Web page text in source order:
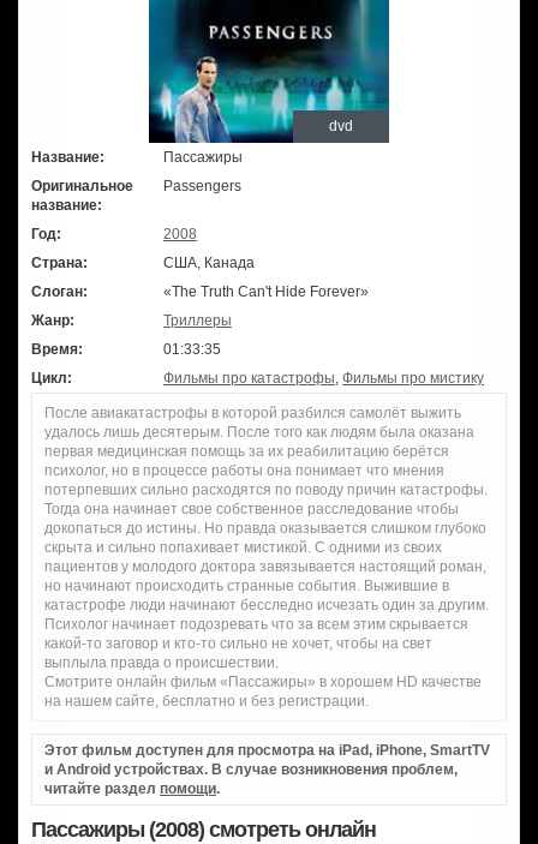
dvd
Название:
Пассажиры
Оригинальное
название:
Passengers
Год:
2008
Страна:
США, Канада
Слоган:
«The Truth Can't Hide Forever»
Жанр:
Триллеры
Время:
01:33:35
Цикл:
Фильмы про катастрофы, Фильмы про мистику
После авиакатастрофы в которой разбился самолёт выжить
удалось лишь десятерым. После того как людям была оказана
первая медицинская помощь за их реабилитацию берётся
психолог, но в процессе работы она понимает что мнения
потерпевших сильно расходятся по поводу причин катастрофы.
Тогда она начинает свое собственное расследование чтобы
докопаться до истины. Но правда оказывается слишком глубоко
скрыта и сильно попахивает мистикой. С одними из своих
пациентов у молодого доктора завязывается настоящий роман,
но начинают происходить странные события. Выжившие в
катастрофе люди начинают бесследно исчезать один за другим.
Психолог начинает подозревать что за всем этим скрывается
какой-то заговор и кто-то сильно не хочет, чтобы на свет
выплыла правда о происшествии.
Смотрите онлайн фильм «Пассажиры» в хорошем HD качестве
на нашем сайте, бесплатно и без регистрации.
Этот фильм доступен для просмотра на iPad, iPhone, SmartTV
и Android устройствах. В случае возникновения проблем,
читайте раздел помощи.
Пассажиры (2008) смотреть онлайн